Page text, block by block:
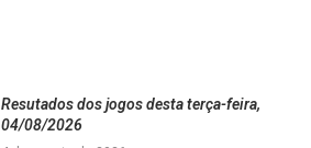
Resutados dos jogos desta terça-feira,
04/08/2026